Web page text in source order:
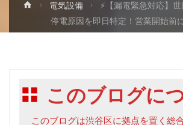
電気設備
⚡【漏電緊急対応】
停電原因を即日特定！営業開始前
このブログに
このブログは渋谷区に拠点を置く総